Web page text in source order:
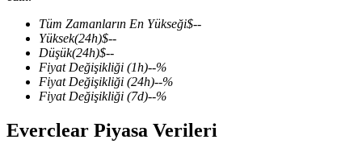
COIN-M Vadeli İşlemleri
Kripto Para Vadeli İşlemleri
Tüm Zamanların En Yükseği$--
Yüksek(24h)$--
Düşük(24h)$--
Fiyat Değişikliği (1h)--%
Fiyat Değişikliği (24h)--%
Fiyat Değişikliği (7d)--%
Everclear Piyasa Verileri